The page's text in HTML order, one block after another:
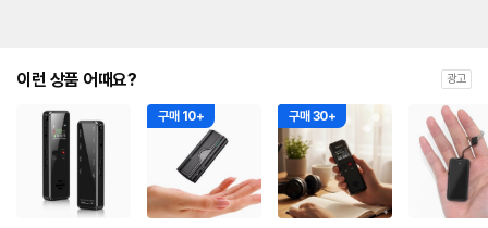
이런 상품 어때요? 광고
구매 10+ 구매 30+